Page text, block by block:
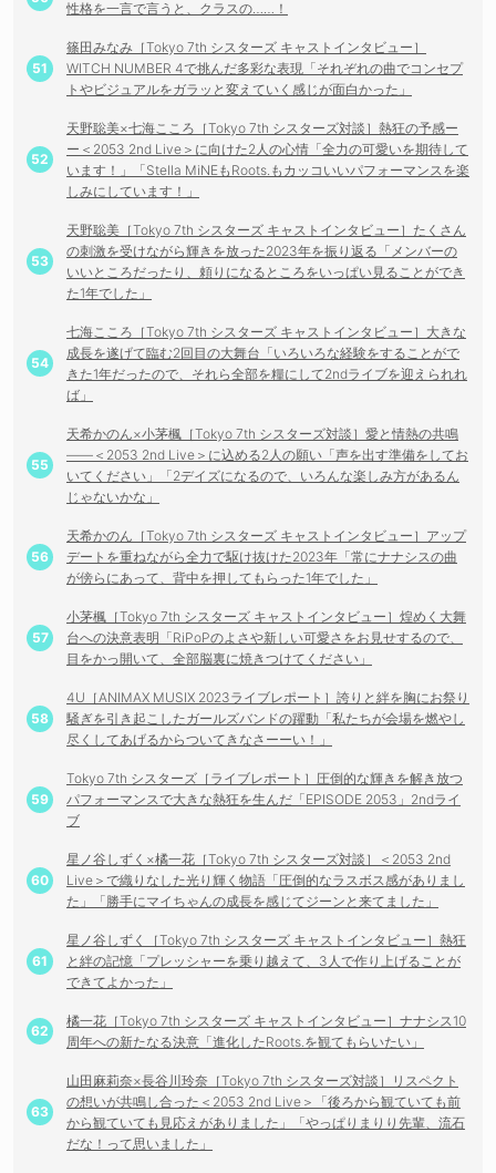
性格を一言で言うと、クラスの……！
篠田みなみ［Tokyo 7th シスターズ キャストインタビュー］
WITCH NUMBER 4で挑んだ多彩な表現「それぞれの曲でコンセプ
トやビジュアルをガラッと変えていく感じが面白かった」
天野聡美×七海こころ［Tokyo 7th シスターズ対談］熱狂の予感ー
ー＜2053 2nd Live＞に向けた2人の心情「全力の可愛いを期待して
います！」「Stella MiNEもRoots.もカッコいいパフォーマンスを楽
しみにしています！」
天野聡美［Tokyo 7th シスターズ キャストインタビュー］たくさん
の刺激を受けながら輝きを放った2023年を振り返る「メンバーの
いいところだったり、頼りになるところをいっぱい見ることができ
た1年でした」
七海こころ［Tokyo 7th シスターズ キャストインタビュー］大きな
成長を遂げて臨む2回目の大舞台「いろいろな経験をすることがで
きた1年だったので、それら全部を糧にして2ndライブを迎えられれ
ば」
天希かのん×小茅楓［Tokyo 7th シスターズ対談］愛と情熱の共鳴
――＜2053 2nd Live＞に込める2人の願い「声を出す準備をしてお
いてください」「2デイズになるので、いろんな楽しみ方があるん
じゃないかな」
天希かのん［Tokyo 7th シスターズ キャストインタビュー］アップ
デートを重ねながら全力で駆け抜けた2023年「常にナナシスの曲
が傍らにあって、背中を押してもらった1年でした」
小茅楓［Tokyo 7th シスターズ キャストインタビュー］煌めく大舞
台への決意表明「RiPoPのよさや新しい可愛さをお見せするので、
目をかっ開いて、全部脳裏に焼きつけてください」
4U［ANIMAX MUSIX 2023ライブレポート］誇りと絆を胸にお祭り
騒ぎを引き起こしたガールズバンドの躍動「私たちが会場を燃やし
尽くしてあげるからついてきなさーーい！」
Tokyo 7th シスターズ［ライブレポート］圧倒的な輝きを解き放つ
パフォーマンスで大きな熱狂を生んだ「EPISODE 2053」2ndライ
ブ
星ノ谷しずく×橘一花［Tokyo 7th シスターズ対談］＜2053 2nd
Live＞で織りなした光り輝く物語「圧倒的なラスボス感がありまし
た」「勝手にマイちゃんの成長を感じてジーンと来てました」
星ノ谷しずく［Tokyo 7th シスターズ キャストインタビュー］熱狂
と絆の記憶「プレッシャーを乗り越えて、3人で作り上げることが
できてよかった」
橘一花［Tokyo 7th シスターズ キャストインタビュー］ナナシス10
周年への新たなる決意「進化したRoots.を観てもらいたい」
山田麻莉奈×長谷川玲奈［Tokyo 7th シスターズ対談］リスペクト
の想いが共鳴し合った＜2053 2nd Live＞「後ろから観ていても前
から観ていても見応えがありました」「やっぱりまりり先輩、流石
だな！って思いました」